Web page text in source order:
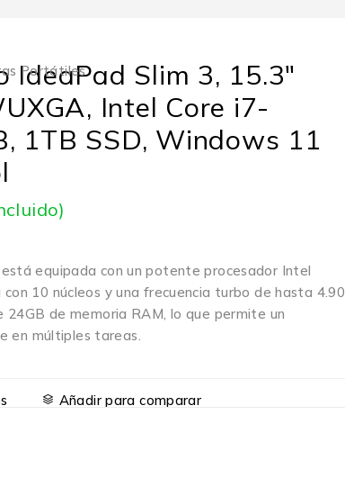
Portátiles
IdeaPad Slim 3, 15.3″
Intel Core i7-
1TB SSD, Windows 11
equipada con un potente procesador Intel
10 núcleos y una frecuencia turbo de hasta 4.90
24GB de memoria RAM, lo que permite un
en múltiples tareas.
Añadir para comparar